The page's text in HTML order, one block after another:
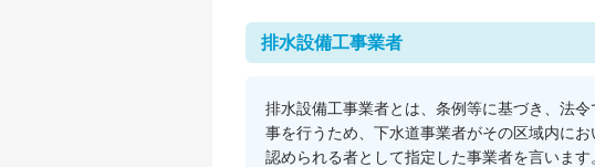
排水設備工事業者
排水設備工事業者とは、条例等に基づき、法
事を行うため、下水道事業者がその区域内に
認められる者として指定した事業者を言います